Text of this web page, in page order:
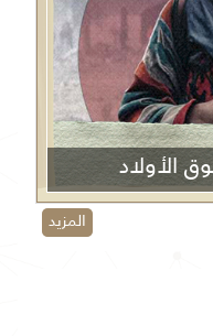
الأولاد
المزيد